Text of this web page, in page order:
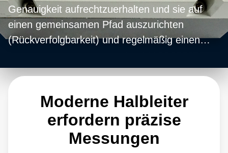
Genauigkeit aufrechtzuerhalten und sie auf
einen gemeinsamen Pfad auszurichten
(Rückverfolgbarkeit) und regelmäßig einen
Advanced Energy bietet RF-Leistungsmesser
zur präzisen Kalibrierung von RF-Generatoren
vor Ort, wo sich das Werkzeug befindet.
Unsere RF-Leistungsmesser der Serie 5500
verfügen über ein integriertes Display und
können an mehreren in der Halbleiterindustrie
Moderne Halbleiter
erfordern präzise
Messungen